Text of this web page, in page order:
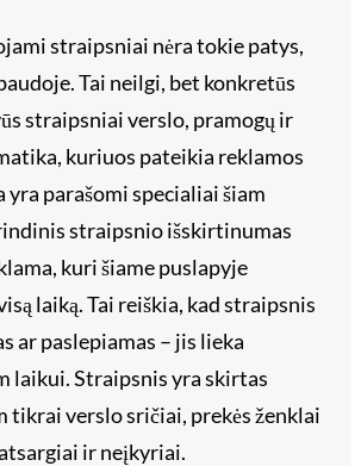
straipsniai nėra tokie patys,
Tai neilgi, bet konkretūs
straipsniai verslo, pramogų ir
kuriuos pateikia reklamos
yra parašomi specialiai šiam
straipsnio išskirtinumas
kuri šiame puslapyje
laiką. Tai reiškia, kad straipsnis
ar paslepiamas – jis lieka
laikui. Straipsnis yra skirtas
tikrai verslo sričiai, prekės ženklai
ir neįkyriai.